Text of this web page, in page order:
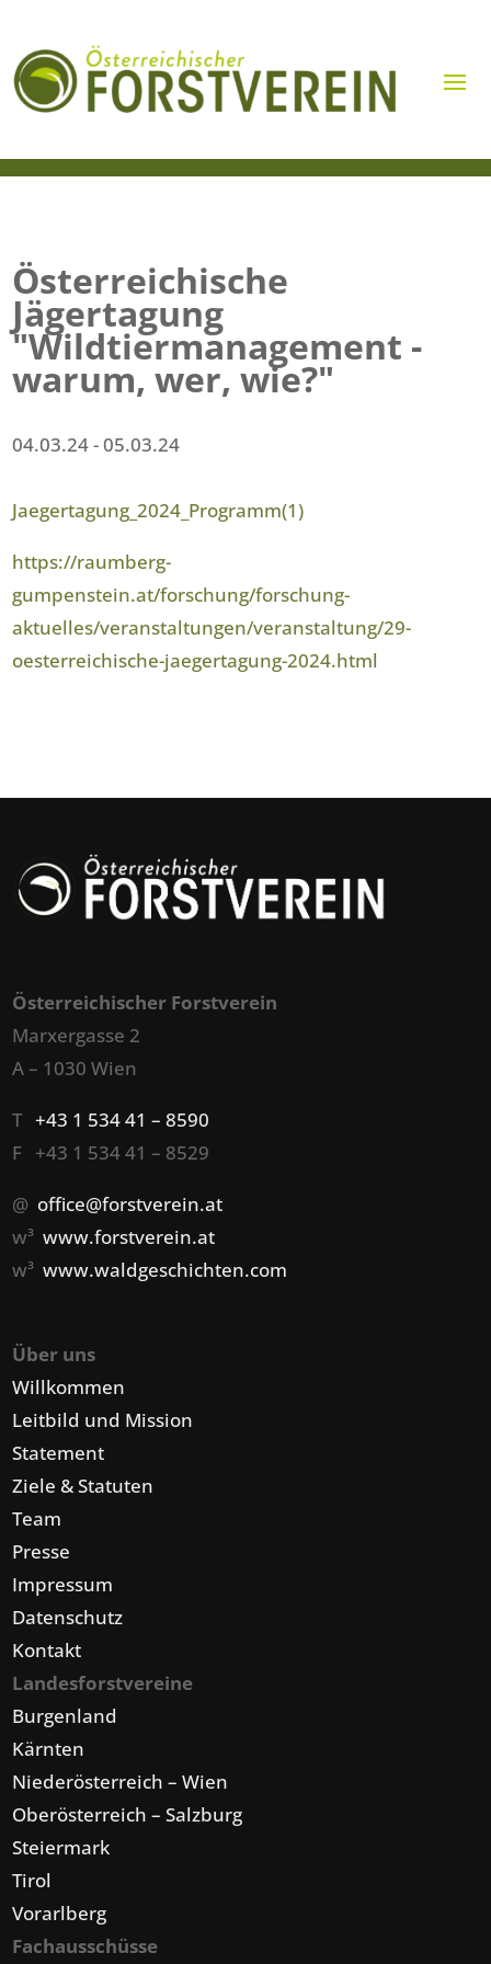
Österreichische
Jägertagung
"Wildtiermanagement -
warum, wer, wie?"
04.03.24- 05.03.24
Jaegertagung_2024_Programm(1)
https://raumberg-
gumpenstein.at/forschung/forschung-
aktuelles/veranstaltungen/veranstaltung/29-
oesterreichische-jaegertagung-2024.html
Österreichischer Forstverein
Marxergasse 2
A – 1030 Wien
T+43 1 534 41 – 8590
F +43 1 534 41 – 8529
@ office@forstverein.at
w³www.forstverein.at
w³www.waldgeschichten.com
Über uns
Willkommen
Leitbild und Mission
Statement
Ziele & Statuten
Team
Presse
Impressum
Datenschutz
Kontakt
Landesforstvereine
Burgenland
Kärnten
Niederösterreich – Wien
Oberösterreich – Salzburg
Steiermark
Tirol
Vorarlberg
Fachausschüsse